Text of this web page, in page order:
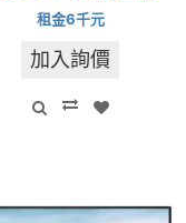
租金6千元
加入詢價